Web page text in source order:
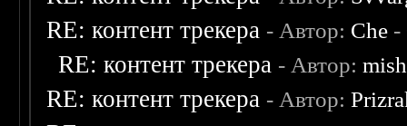
RE: контент трекера - Автор: Che -
RE: контент трекера - Автор:
RE: контент трекера - Автор: